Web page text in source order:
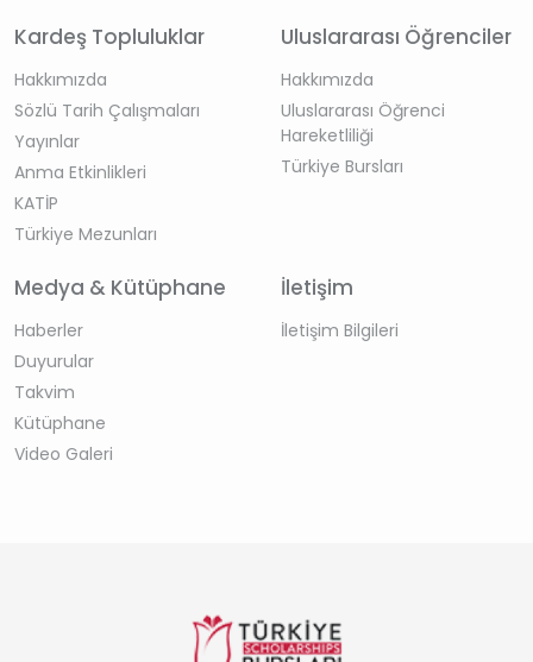
Kardeş Topluluklar
Hakkımızda
Sözlü Tarih Çalışmaları
Yayınlar
Anma Etkinlikleri
KATİP
Türkiye Mezunları
Uluslararası Öğrenciler
Hakkımızda
Uluslararası Öğrenci
Hareketliliği
Türkiye Bursları
Medya & Kütüphane
Haberler
Duyurular
Takvim
Kütüphane
Video Galeri
İletişim
İletişim Bilgileri